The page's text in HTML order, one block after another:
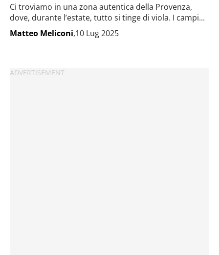
Ci troviamo in una zona autentica della Provenza,
dove, durante l’estate, tutto si tinge di viola. I campi...
Matteo Meliconi,10 Lug 2025